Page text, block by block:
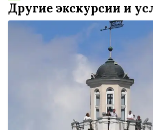
Другие экскурсии и